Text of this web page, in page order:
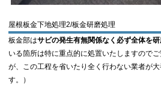
屋根板金下地処理2/板金研磨処理
板金部はサビの発生有無関係なく 必ず全体を
いる箇所は特に重点的に処置いたしますので
が、この工程を省いたり全く行わない業者が
す。）